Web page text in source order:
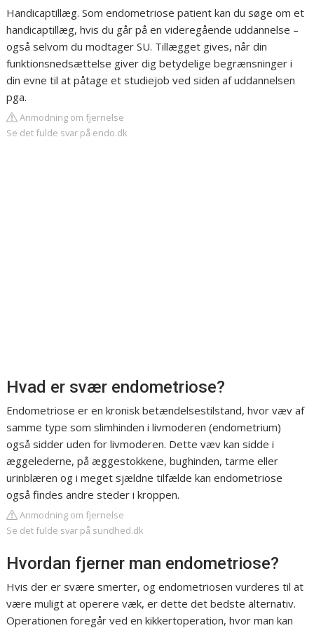
Handicaptillæg. Som endometriose patient kan du søge om et
handicaptillæg, hvis du går på en videregående uddannelse –
også selvom du modtager SU. Tillægget gives, når din
funktionsnedsættelse giver dig betydelige begrænsninger i
din evne til at påtage et studiejob ved siden af uddannelsen
pga.
Anmodning om fjernelse
Se det fulde svar på endo.dk
Hvad er svær endometriose?
Endometriose er en kronisk betændelsestilstand, hvor væv af
samme type som slimhinden i livmoderen (endometrium)
også sidder uden for livmoderen. Dette væv kan sidde i
æggelederne, på æggestokkene, bughinden, tarme eller
urinblæren og i meget sjældne tilfælde kan endometriose
også findes andre steder i kroppen.
Anmodning om fjernelse
Se det fulde svar på sundhed.dk
Hvordan fjerner man endometriose?
Hvis der er svære smerter, og endometriosen vurderes til at
være muligt at operere væk, er dette det bedste alternativ.
Operationen foregår ved en kikkertoperation, hvor man kan